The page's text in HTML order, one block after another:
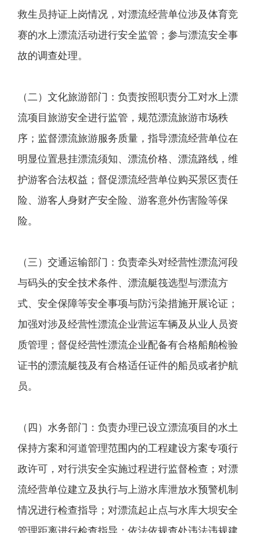
救生员持证上岗情况，对漂流经营单位涉及体育竞
赛的水上漂流活动进行安全监管；参与漂流安全事
故的调查处理。
（二）文化旅游部门：负责按照职责分工对水上漂
流项目旅游安全进行监管，规范漂流旅游市场秩
序；监督漂流旅游服务质量，指导漂流经营单位在
明显位置悬挂漂流须知、漂流价格、漂流路线，维
护游客合法权益；督促漂流经营单位购买景区责任
险、游客人身财产安全险、游客意外伤害险等保
险。
（三）交通运输部门：负责牵头对经营性漂流河段
与码头的安全技术条件、漂流艇筏选型与漂流方
式、安全保障等安全事项与防污染措施开展论证；
加强对涉及经营性漂流企业营运车辆及从业人员资
质管理；督促经营性漂流企业配备有合格船舶检验
证书的漂流艇筏及有合格适任证件的船员或者护航
员。
（四）水务部门：负责办理已设立漂流项目的水土
保持方案和河道管理范围内的工程建设方案专项行
政许可，对行洪安全实施过程进行监督检查；对漂
流经营单位建立及执行与上游水库泄放水预警机制
情况进行检查指导；对漂流起止点与水库大坝安全